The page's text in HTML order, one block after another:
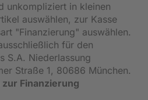
unkompliziert in kleinen
auswählen, zur Kasse
"Finanzierung" auswählen.
für den
S.A. Niederlassung
Straße 1, 80686 München.
Finanzierung